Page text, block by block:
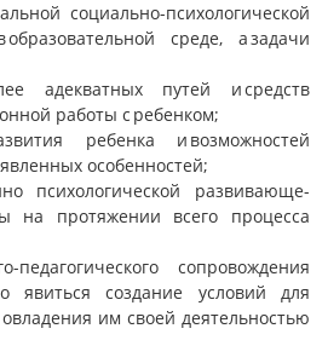
социально-психологической
среде, а задачи
адекватных путей и средств
работы с ребенком;
ребенка и возможностей
особенностей;
психологической развивающе-
на протяжении всего процесса
педагогического сопровождения
явиться создание условий для
им своей деятельностью